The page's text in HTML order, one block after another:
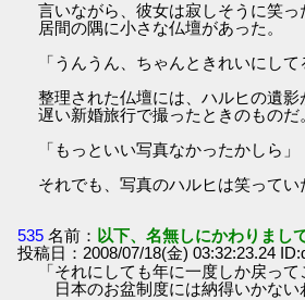
言いながら、彼女は寂しそうに笑っ
居間の隅に小さな仏壇があった。
「うんうん、ちゃんときれいにして
整理された仏壇には、ハルヒの遺影
遅い新婚旅行で撮ったときのものだ
「もっといい写真なかったかしら」
それでも、写真のハルヒは笑ってい
535 名前： 以下、名無しにかわりまし
投稿日：2008/07/18(金) 03:32:23.24
「それにしても年に一度しか戻っ
日本のお盆制度には納得いかない